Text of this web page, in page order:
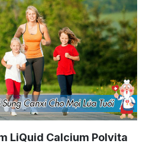
LiQuid Calcium Polvita